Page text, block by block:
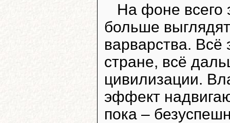
На фоне всего
больше
варварства. Всё
стране, всё
цивилизации.
эффект
пока –